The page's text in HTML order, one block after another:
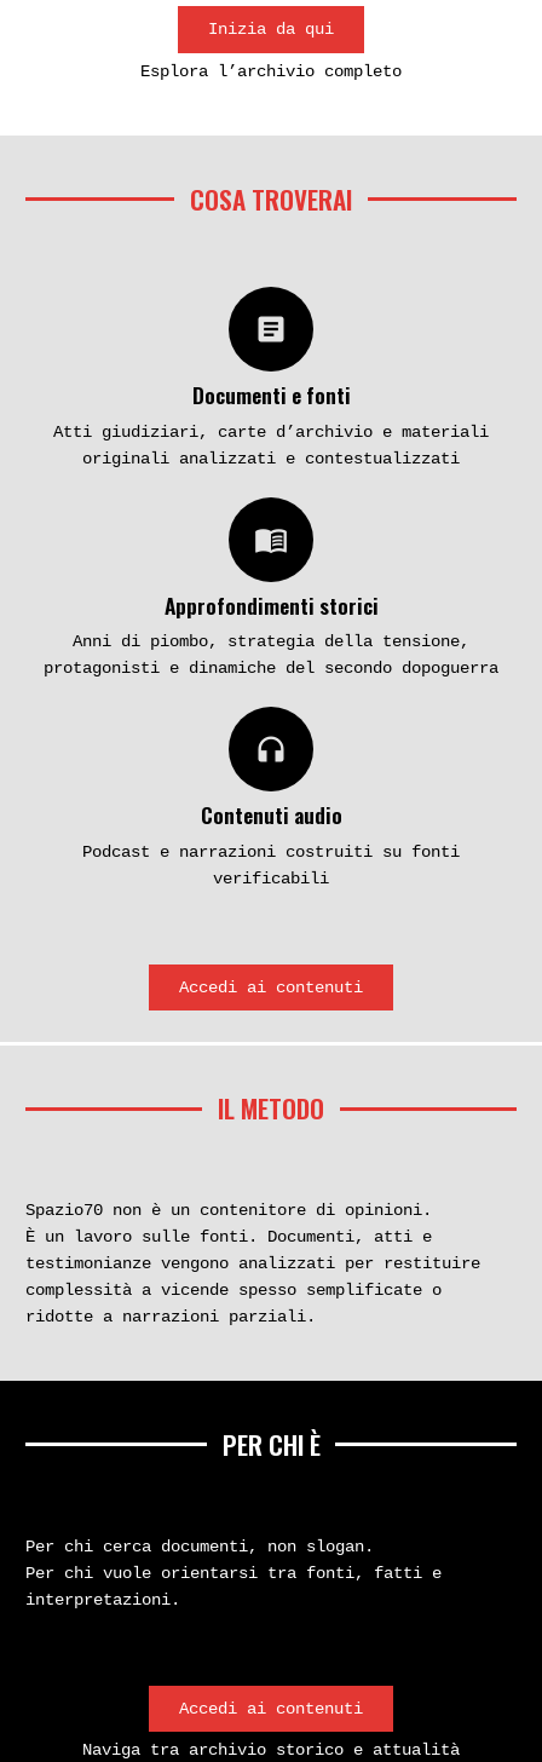
Inizia da qui
Esplora l’archivio completo
COSA TROVERAI
article
Documenti e fonti
Atti giudiziari, carte d’archivio e materiali
originali analizzati e contestualizzati
menu_book
Approfondimenti storici
Anni di piombo, strategia della tensione,
protagonisti e dinamiche del secondo dopoguerra
headphones
Contenuti audio
Podcast e narrazioni costruiti su fonti
verificabili
Accedi ai contenuti
IL METODO
Spazio70 non è un contenitore di opinioni.
È un lavoro sulle fonti. Documenti, atti e
testimonianze vengono analizzati per restituire
complessità a vicende spesso semplificate o
ridotte a narrazioni parziali.
PER CHI È
Per chi cerca documenti, non slogan.
Per chi vuole orientarsi tra fonti, fatti e
interpretazioni.
Accedi ai contenuti
Naviga tra archivio storico e attualità